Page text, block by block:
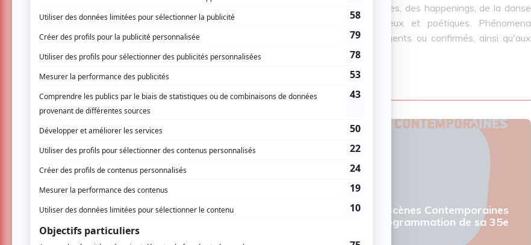
performances théâtrales et fantaisistes, des spectacles de marionnettes, des happenings, de la danse
performative, des installations, ainsi que des événements audacieux et poétiques. Phénomena
s’intéresse aux artistes aux démarches singulières, qu’ils soient émergents ou confirmés, ainsi qu'aux
compagnies indépendantes et anticonformistes.
LIRE LES ARTICLES
programmation 2024
Nouvelles
La Chapelle Scènes Contemporaines
dévoile la programmation de sa 35e